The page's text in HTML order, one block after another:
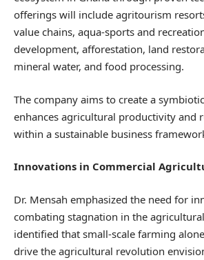
offerings will include agritourism
value chains, aqua-sports and
development, afforestation, land
mineral water, and food processing.
The company aims to create a
enhances agricultural productivity and
within a sustainable business
Innovations in Commercial
Dr. Mensah emphasized the need for
combating stagnation in the
identified that small-scale farming
drive the agricultural revolution